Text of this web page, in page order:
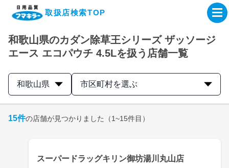
取扱店検索TOP
企業・IR情報サイト
製品情報サイト
取扱店検索はこちら
和歌山県のカダン除草王シリーズ ザッソージ
エース エコパウチ 4.5Lを扱う店舗一覧
和歌山県 市区町村を選ぶ
15件の店舗が見つかりました （1~15件目）
スーパードラッグキリン御坊湯川丸山店